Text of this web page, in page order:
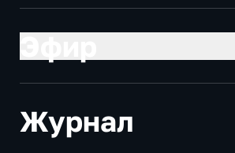
Журнал